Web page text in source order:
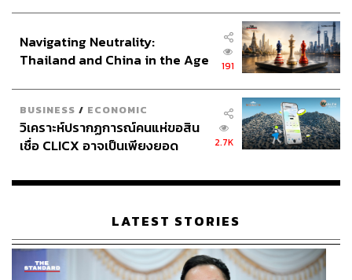
มาเพื่อต่อยอดวัฒนธรรมให้กลายเป็นอาชีพและรายได้ที่
ยั่งยืนสำหรับคนรุ่นใหม่
ซอฟต์พาวเวอร์: วัฒนธรรมสร้างสรรค์ที่รอการ
ผลักดัน
ในช่วงสองปีที่ผ่านมา รัฐบาลก่อนหน้านี้มีนโยบายซอฟต์พาว
ขวางถึงความหมายและทิศทางของนโยบาย นักรัฐศาสตร์
เศรษฐกิจ
Navigating Neutrality:
Thailand and China in the Age
191
BUSINESS / ECONOMIC
วิเคราะห์ปรากฏการณ์คนแห่ขอสิน
เชื่อ CLICX อาจเป็นเพียงยอด
เรือนไทยที่ถูกซุกไว้
2.7K
LATEST STORIES